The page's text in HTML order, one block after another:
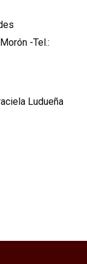
-Tel.:
Ludueña